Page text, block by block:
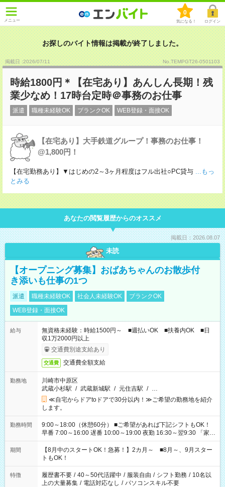
メニュー
0
気になる！ ログイン
お探しのバイト情報は掲載が終了しました。
掲載日 :2026/07/11 No.TEMPGT26-0501103
時給1800円＊【在宅あり】あんしん長期！残
業少なめ！17時台定時＠事務のお仕事
派遣 職種未経験OK ブランクOK WEB登録・面接OK
【在宅あり】大手鉄道グループ！事務のお仕事！
@1,800円！
【在宅勤務あり】▼はじめの2～3ヶ月程度はフル出社○PC貸与 ...もっ
とみる
あなたの閲覧履歴からのオススメ
掲載日：2026.08.07
未読
【オープニング募集】おばあちゃんのお散歩付
き添いも仕事の1つ
派遣 職種未経験OK 社会人未経験OK
ブランクOK
WEB登録・面接OK
給与
無資格未経験：時給1500円～ ■週払いOK ■扶養内OK ■日
収1万2000円以上
交通費別途支給あり
交通費 交通費全額支給
勤務地
川崎市中原区
武蔵小杉駅 / 武蔵新城駅 / 元住吉駅 / …
≪自宅からドアtoドアで30分以内！≫ご希望の勤務地を紹介
します。
勤務時間
9:00～18:00（休憩60分） ■ご希望があれば下記シフトもOK！
早番 7:00～16:00 遅番 10:00～19:00 夜勤 16:30～翌9:30 「家族
と休みを合わせたい」 「余裕を持って夕飯の準備がしたい」
「できれば残業はしたくない」 など、ご希望を教えてください
ね。 ※Wワーク希望の方へ 今ご覧のお仕事で希望する勤務時間
と、もう1つのお仕事の勤務時間。 合計で週40時間を超える場
合は応募できません。
期間
【8月中のスタートOK！急募！】2カ月～ ■8月～、9月スター
トもOK！
特徴 履歴書不要 / 40～50代活躍中 / 服装自由 / シフト勤務 / 10名以
上の大量募集 / 電話対応なし / パソコンスキル不要